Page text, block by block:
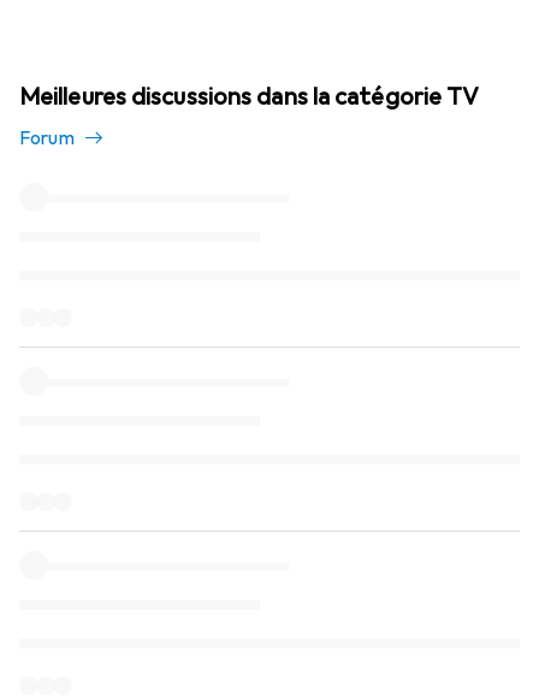
Meilleures discussions dans la catégorie TV
Forum